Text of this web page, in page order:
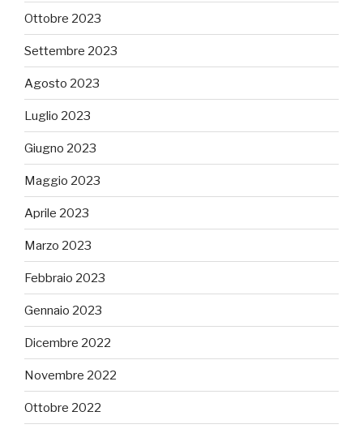
Ottobre 2023
Settembre 2023
Agosto 2023
Luglio 2023
Giugno 2023
Maggio 2023
Aprile 2023
Marzo 2023
Febbraio 2023
Gennaio 2023
Dicembre 2022
Novembre 2022
Ottobre 2022